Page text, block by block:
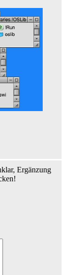
Ergänzung